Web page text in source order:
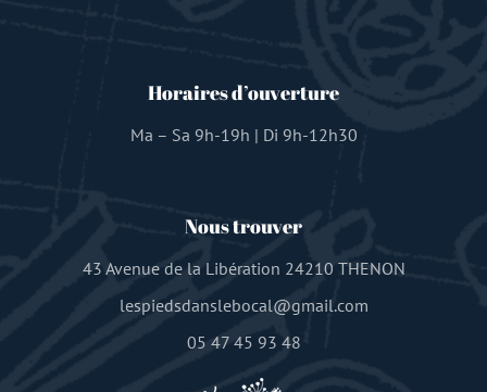
Horaires d’ouverture
Ma – Sa 9h-19h | Di 9h-12h30
Nous trouver
43 Avenue de la Libération 24210 THENON
lespiedsdanslebocal@gmail.com
05 47 45 93 48